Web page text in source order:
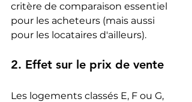
critère de comparaison essentiel
pour les acheteurs (mais aussi
pour les locataires d'ailleurs).
2. Effet sur le prix de vente
Les logements classés E, F ou G,